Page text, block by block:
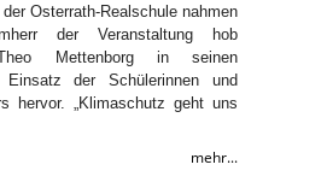
Osterrath-Realschule nahmen
der Veranstaltung hob
Mettenborg in seinen
Einsatz der Schülerinnen und
hervor. „Klimaschutz geht uns
mehr...